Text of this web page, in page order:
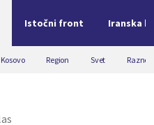
Istočni front Iranska
Kosovo Region Svet Razno